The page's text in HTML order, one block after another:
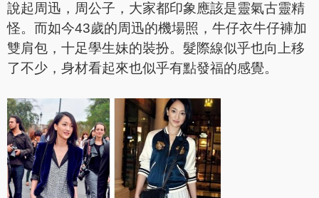
說起周迅，周公子，大家都印象應該是靈氣古靈精
怪。而如今43歲的周迅的機場照，牛仔衣牛仔褲加
雙肩包，十足學生妹的裝扮。髮際線似乎也向上移
了不少，身材看起來也似乎有點發福的感覺。